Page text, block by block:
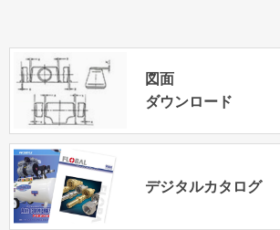
図面
ダウンロード
デジタルカタログ